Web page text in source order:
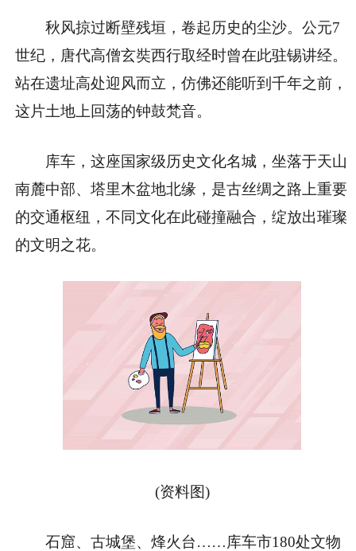
秋风掠过断壁残垣，卷起历史的尘沙。公元7
世纪，唐代高僧玄奘西行取经时曾在此驻锡讲经。
站在遗址高处迎风而立，仿佛还能听到千年之前，
这片土地上回荡的钟鼓梵音。
库车，这座国家级历史文化名城，坐落于天山
南麓中部、塔里木盆地北缘，是古丝绸之路上重要
的交通枢纽，不同文化在此碰撞融合，绽放出璀璨
的文明之花。
(资料图)
石窟、古城堡、烽火台……库车市180处文物